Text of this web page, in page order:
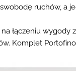
ruchów, a
łączeniu wygody
. Komplet Portofino